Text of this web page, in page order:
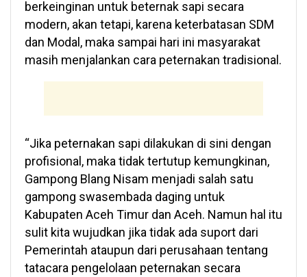
berkeinginan untuk beternak sapi secara
modern, akan tetapi, karena keterbatasan SDM
dan Modal, maka sampai hari ini masyarakat
masih menjalankan cara peternakan tradisional.
“Jika peternakan sapi dilakukan di sini dengan
profisional, maka tidak tertutup kemungkinan,
Gampong Blang Nisam menjadi salah satu
gampong swasembada daging untuk
Kabupaten Aceh Timur dan Aceh. Namun hal itu
sulit kita wujudkan jika tidak ada suport dari
Pemerintah ataupun dari perusahaan tentang
tatacara pengelolaan peternakan secara